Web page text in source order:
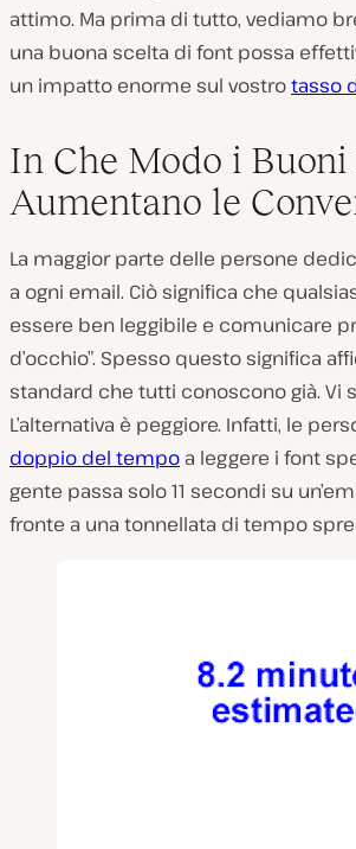
attimo. Ma prima di tutto, vediamo
una buona scelta di font possa
un impatto enorme sul vostrotasso
In Che Modo i Buoni
Aumentano le
La maggior parte delle persone
a ogni email. Ciò significa che
essere ben leggibile e comunicare
d’occhio”. Spesso questo significa
standard che tutti conoscono già. Vi
L’alternativa è peggiore. Infatti, le
doppio del tempo a leggere i font
gente passa solo 11 secondi su
fronte a una tonnellata di tempo